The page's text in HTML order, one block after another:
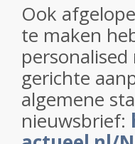
Ook
te maken
gerichte
algemene
nieuwsbrief: